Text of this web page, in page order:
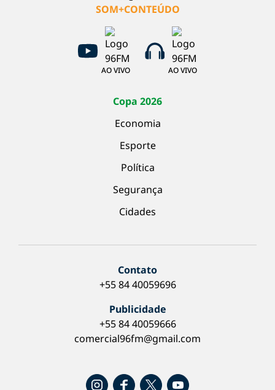
SOM+CONTEÚDO
AO VIVO AO VIVO
Copa 2026
Economia
Esporte
Política
Segurança
Cidades
Contato
+55 84 40059696
Publicidade
+55 84 40059666
comercial96fm@gmail.com